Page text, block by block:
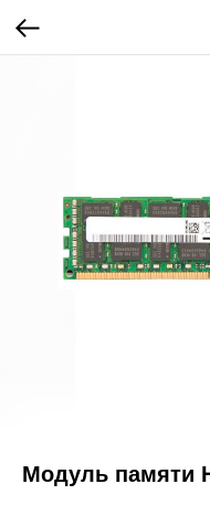
Модуль памяти